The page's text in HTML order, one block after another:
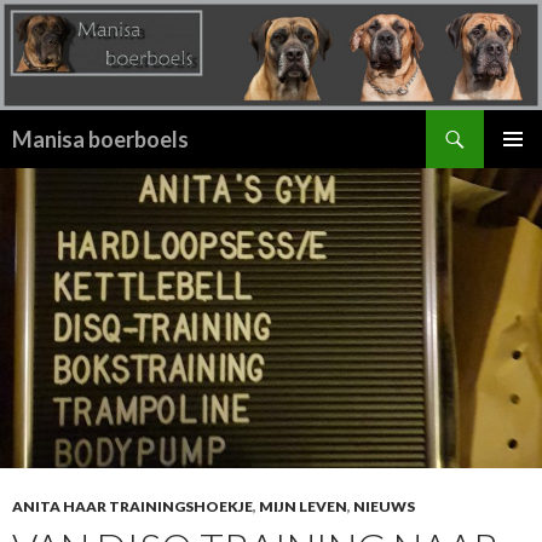
Manisa boerboels
MENU
INHOUD
ANITA HAAR TRAININGSHOEKJE, MIJN LEVEN, NIEUWS